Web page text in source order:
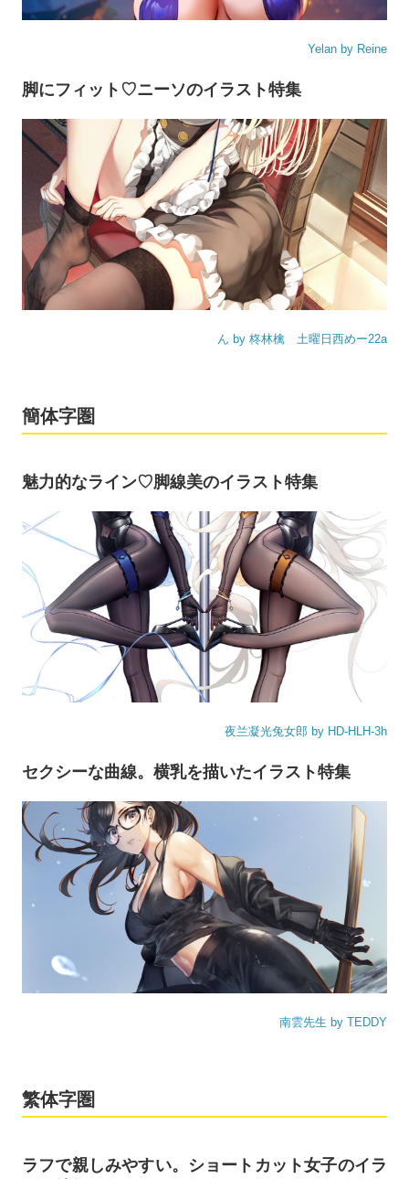
Yelan by Reine
脚にフィット♡ニーソのイラスト特集
ん by 柊林檎 土曜日西めー22a
簡体字圏
魅力的なライン♡脚線美のイラスト特集
夜兰凝光兔女郎 by HD-HLH-3h
セクシーな曲線。横乳を描いたイラスト特集
南雲先生 by TEDDY
繁体字圏
ラフで親しみやすい。ショートカット女子のイラ